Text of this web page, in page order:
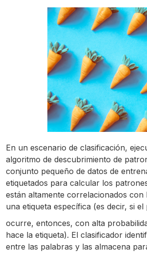
En un escenario de clasificación,
algoritmo de descubrimiento de
conjunto pequeño de datos de
etiquetados para calcular los
están altamente correlacionados con
una etiqueta específica (es decir, si el
ocurre, entonces, con alta
hace la etiqueta). El clasificador
entre las palabras y las almacena